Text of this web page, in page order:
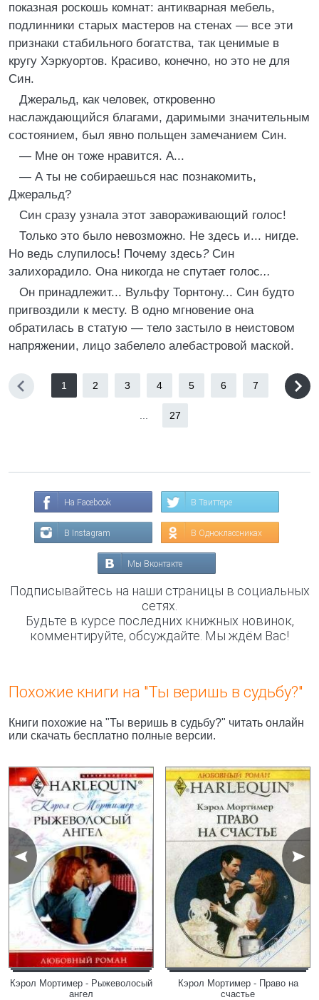
показная роскошь комнат: антикварная мебель,
подлинники старых мастеров на стенах — все эти
признаки стабильного богатства, так ценимые в
кругу Хэркуортов. Красиво, конечно, но это не для
Син.
Джеральд, как человек, откровенно
наслаждающийся благами, даримыми значительным
состоянием, был явно польщен замечанием Син.
— Мне он тоже нравится. А...
— А ты не собираешься нас познакомить,
Джеральд?
Син сразу узнала этот завораживающий голос!
Только это было невозможно. Не здесь и... нигде.
Но ведь слупилось! Почему здесь?Син
залихорадило. Она никогда не спутает голос...
Он принадлежит... Вульфу Торнтону... Син будто
пригвоздили к месту. В одно мгновение она
обратилась в статую — тело застыло в неистовом
напряжении, лицо забелело алебастровой маской.
1 2 3 4 5 6 7
27
На Facebook В Твиттере
В Instagram В Одноклассниках
Мы Вконтакте
Подписывайтесь на наши страницы в социальных
сетях.
Будьте в курсе последних книжных новинок,
комментируйте, обсуждайте. Мы ждём Вас!
Похожие книги на "Ты веришь в судьбу?"
Книги похожие на "Ты веришь в судьбу?" читать онлайн
или скачать бесплатно полные версии.
Кэрол Мортимер - Рыжеволосый
ангел
Кэрол Мортимер - Право на
счастье